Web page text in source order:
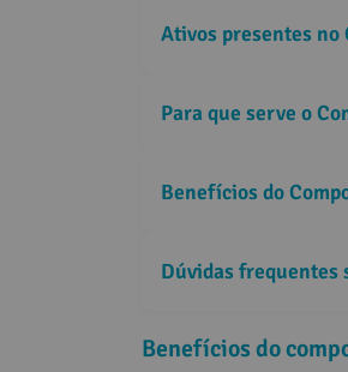
Ativos presentes
Benefícios da Vitamina
Para que serve o
Benefícios do
Dúvidas frequentes
Benefícios do